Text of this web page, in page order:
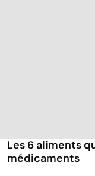
Les 6 aliments
médicaments